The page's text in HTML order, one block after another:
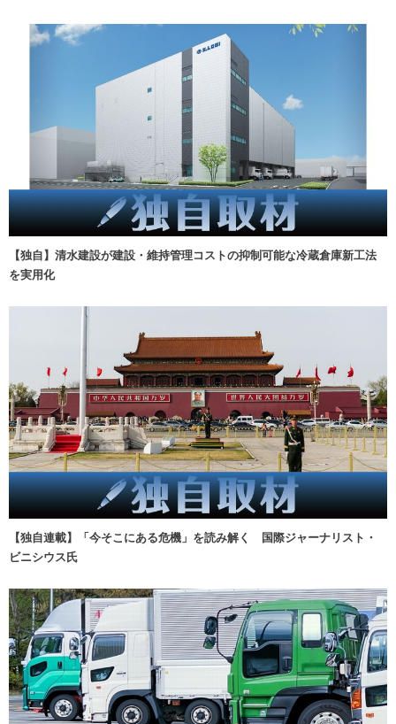
【独自】清水建設が建設・維持管理コストの抑制可能な冷蔵倉庫新工法
を実用化
【独自連載】「今そこにある危機」を読み解く 国際ジャーナリスト・
ビニシウス氏